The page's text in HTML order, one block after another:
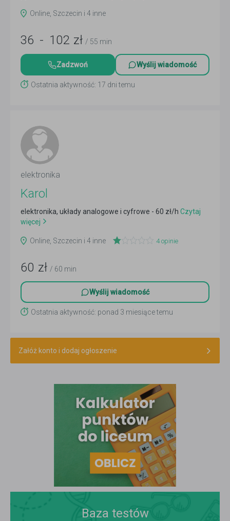
Online, Szczecin i 4 inne
36 - 102 zł / 55 min
Zadzwoń Wyślij wiadomość
Ostatnia aktywność: 17 dni temu
elektronika
Karol
elektronika, układy analogowe i cyfrowe - 60 zł/h Czytaj
więcej
Online, Szczecin i 4 inne 4opinie
60 zł / 60 min
Wyślij wiadomość
Ostatnia aktywność: ponad 3 miesiące temu
Załóż konto i dodaj ogłoszenie
Baza testów